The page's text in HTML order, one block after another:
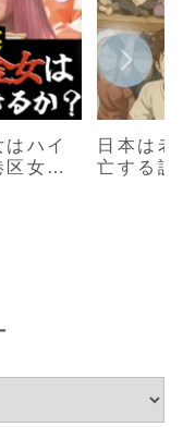
ハイ
区女
日本は老
亡する説